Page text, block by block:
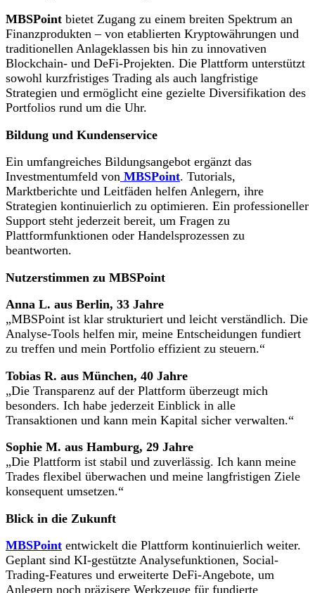
MBSPoint bietet Zugang zu einem breiten Spektrum an
Finanzprodukten – von etablierten Kryptowährungen und
traditionellen Anlageklassen bis hin zu innovativen
Blockchain- und DeFi-Projekten. Die Plattform unterstützt
sowohl kurzfristiges Trading als auch langfristige
Strategien und ermöglicht eine gezielte Diversifikation des
Portfolios rund um die Uhr.
Bildung und Kundenservice
Ein umfangreiches Bildungsangebot ergänzt das
Investmentumfeld von MBSPoint. Tutorials,
Marktberichte und Leitfäden helfen Anlegern, ihre
Strategien kontinuierlich zu optimieren. Ein professioneller
Support steht jederzeit bereit, um Fragen zu
Plattformfunktionen oder Handelsprozessen zu
beantworten.
Nutzerstimmen zu MBSPoint
Anna L. aus Berlin, 33 Jahre
„MBSPoint ist klar strukturiert und leicht verständlich. Die
Analyse-Tools helfen mir, meine Entscheidungen fundiert
zu treffen und mein Portfolio effizient zu steuern.“
Tobias R. aus München, 40 Jahre
„Die Transparenz auf der Plattform überzeugt mich
besonders. Ich habe jederzeit Einblick in alle
Transaktionen und kann mein Kapital sicher verwalten.“
Sophie M. aus Hamburg, 29 Jahre
„Die Plattform ist stabil und zuverlässig. Ich kann meine
Trades flexibel überwachen und meine langfristigen Ziele
konsequent umsetzen.“
Blick in die Zukunft
MBSPoint entwickelt die Plattform kontinuierlich weiter.
Geplant sind KI-gestützte Analysefunktionen, Social-
Trading-Features und erweiterte DeFi-Angebote, um
Anlegern noch präzisere Werkzeuge für fundierte